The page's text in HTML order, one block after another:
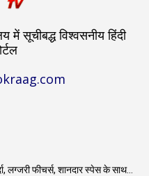
सूचीबद्ध विश्वसनीय हिंदी
लग्जरी फीचर्स, शानदार स्पेस के साथ...